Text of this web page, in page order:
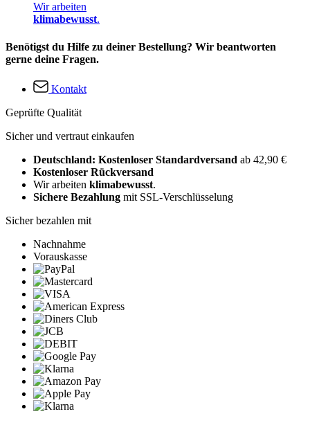
Wir arbeiten
klimabewusst.
Benötigst du Hilfe zu deiner Bestellung? Wir beantworten
gerne deine Fragen.
Kontakt
Geprüfte Qualität
Sicher und vertraut einkaufen
Deutschland: Kostenloser Standardversand ab 42,90 €
Kostenloser Rückversand
Wir arbeiten klimabewusst.
Sichere Bezahlung mit SSL-Verschlüsselung
Sicher bezahlen mit
Nachnahme
Vorauskasse